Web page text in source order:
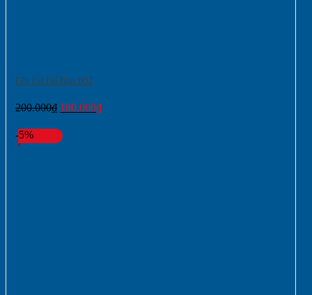
Cột Cờ Để Bàn 002
200.000₫ Giá
là:
200.000₫.
180.000₫Giá
-5%